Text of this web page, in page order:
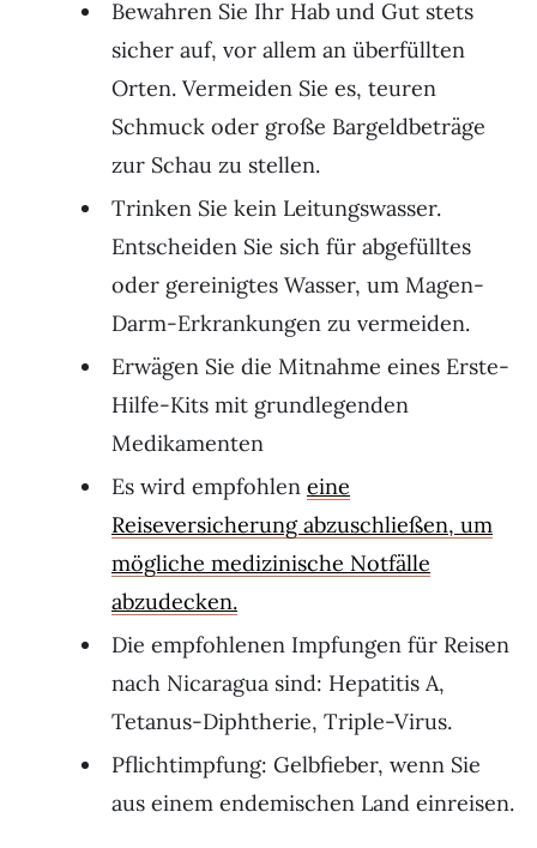
Bewahren Sie Ihr Hab und Gut stets
sicher auf, vor allem an überfüllten
Orten. Vermeiden Sie es, teuren
Schmuck oder große Bargeldbeträge
zur Schau zu stellen.
Trinken Sie kein Leitungswasser.
Entscheiden Sie sich für abgefülltes
oder gereinigtes Wasser, um Magen-
Darm-Erkrankungen zu vermeiden.
Erwägen Sie die Mitnahme eines Erste-
Hilfe-Kits mit grundlegenden
Medikamenten
Es wird empfohlen eine
Reiseversicherung abzuschließen, um
mögliche medizinische Notfälle
abzudecken.
Die empfohlenen Impfungen für Reisen
nach Nicaragua sind: Hepatitis A,
Tetanus-Diphtherie, Triple-Virus.
Pflichtimpfung: Gelbfieber, wenn Sie
aus einem endemischen Land einreisen.